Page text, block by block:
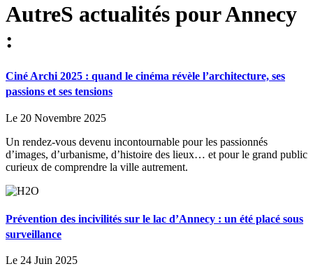
AutreS actualités pour Annecy
:
Ciné Archi 2025 : quand le cinéma révèle l’architecture, ses
passions et ses tensions
Le 20 Novembre 2025
Un rendez-vous devenu incontournable pour les passionnés
d’images, d’urbanisme, d’histoire des lieux… et pour le grand public
curieux de comprendre la ville autrement.
Prévention des incivilités sur le lac d’Annecy : un été placé sous
surveillance
Le 24 Juin 2025